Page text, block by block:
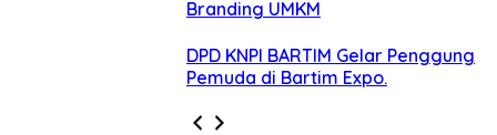
Branding UMKM
DPD KNPI BARTIM Gelar Penggung
Pemuda di Bartim Expo.